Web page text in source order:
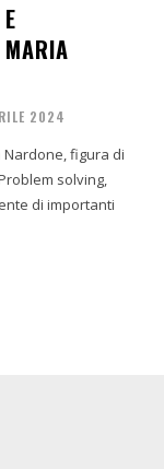
MARIA
2024
figura di
solving,
di importanti